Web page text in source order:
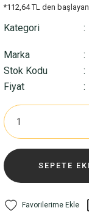
*112,64 TL den
Kategori
Marka
Stok Kodu
Fiyat
SEPETE